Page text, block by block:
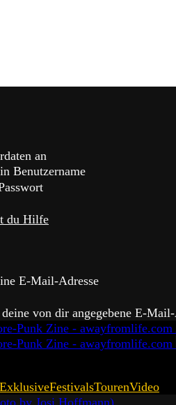
an
Benutzername
du Hilfe
E-Mail-Adresse
von dir angegebene E-
ExklusiveFestivalsTourenVideo